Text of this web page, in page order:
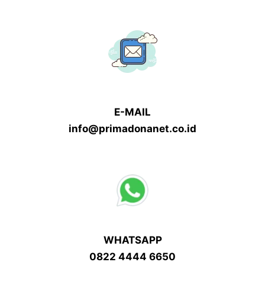
E-MAIL
info@primadonanet.co.id
WHATSAPP
0822 4444 6650